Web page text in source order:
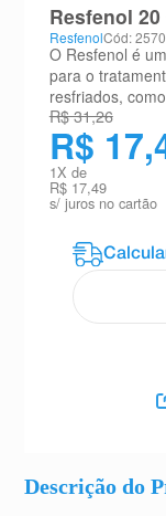
Descrição do
Resfenol
ResfenolCód:
O Resfenol é
para o
resfriados,
R$ 31,26
R$
1X de
R$ 17,49
s/ juros no cartão